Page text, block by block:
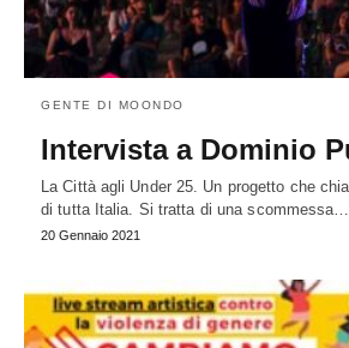
GENTE DI MOONDO
Intervista a Dominio
La Città agli Under 25. Un progetto che
di tutta Italia. Si tratta di una scommessa…
20 Gennaio 2021